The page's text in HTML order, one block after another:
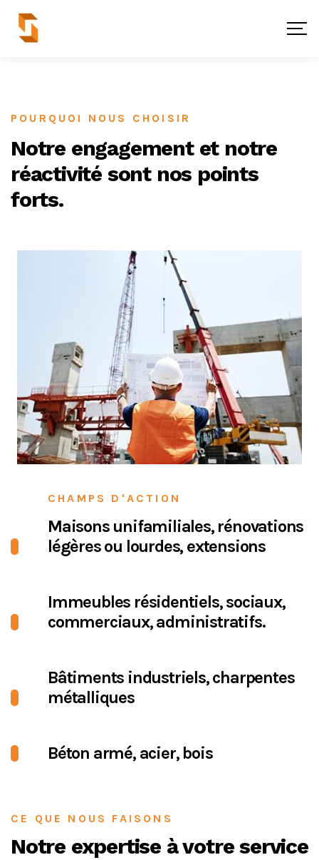
POURQUOI NOUS CHOISIR
Notre engagement et notre
réactivité sont nos points
forts.
CHAMPS D'ACTION
Maisons unifamiliales, rénovations
légères ou lourdes, extensions
Immeubles résidentiels, sociaux,
commerciaux, administratifs.
Bâtiments industriels, charpentes
métalliques
Béton armé, acier, bois
CE QUE NOUS FAISONS
Notre expertise à votre service